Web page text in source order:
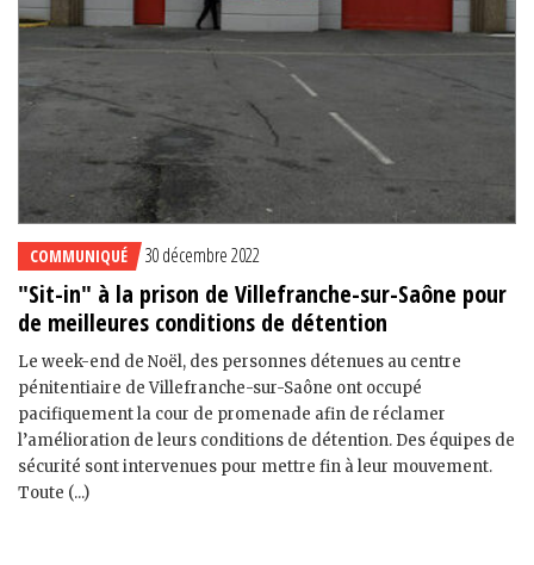
COMMUNIQUÉ 30 décembre 2022
"Sit-in" à la prison de Villefranche-sur-Saône pour
de meilleures conditions de détention
Le week-end de Noël, des personnes détenues au centre
pénitentiaire de Villefranche-sur-Saône ont occupé
pacifiquement la cour de promenade afin de réclamer
l’amélioration de leurs conditions de détention. Des équipes de
sécurité sont intervenues pour mettre fin à leur mouvement.
Toute (...)